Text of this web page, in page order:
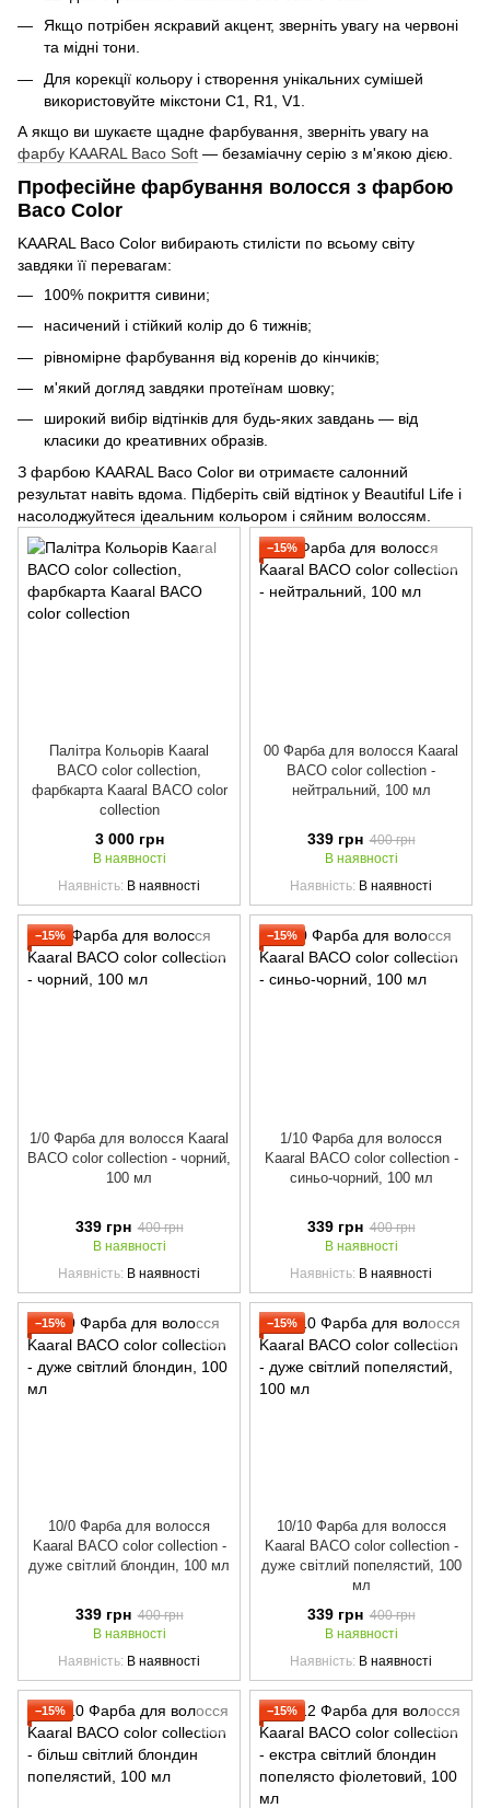
Якщо потрібен яскравий акцент, зверніть увагу на червоні
та мідні тони.
Для корекції кольору і створення унікальних сумішей
використовуйте мікстони C1, R1, V1.
А якщо ви шукаєте щадне фарбування, зверніть увагу на
фарбу KAARAL Baco Soft — безаміачну серію з м'якою дією.
Професійне фарбування волосся з фарбою
Baco Color
KAARAL Baco Color вибирають стилісти по всьому світу
завдяки її перевагам:
100% покриття сивини;
насичений і стійкий колір до 6 тижнів;
рівномірне фарбування від коренів до кінчиків;
м'який догляд завдяки протеїнам шовку;
широкий вибір відтінків для будь-яких завдань — від
класики до креативних образів.
З фарбою KAARAL Baco Color ви отримаєте салонний
результат навіть вдома. Підберіть свій відтінок у Beautiful Life і
насолоджуйтеся ідеальним кольором і сяйним волоссям.
Палітра Кольорів Kaaral
BACO color collection,
фарбкарта Kaaral BACO color
collection
3 000 грн
В наявності
Наявність В наявності
−15%
00 Фарба для волосся Kaaral
BACO color collection -
нейтральний, 100 мл
339 грн 400 грн
В наявності
Наявність В наявності
−15%
1/0 Фарба для волосся Kaaral
BACO color collection - чорний,
100 мл
339 грн 400 грн
В наявності
Наявність В наявності
−15%
1/10 Фарба для волосся
Kaaral BACO color collection -
синьо-чорний, 100 мл
339 грн 400 грн
В наявності
Наявність В наявності
−15%
10/0 Фарба для волосся
Kaaral BACO color collection -
дуже світлий блондин, 100 мл
339 грн 400 грн
В наявності
Наявність В наявності
−15%
10/10 Фарба для волосся
Kaaral BACO color collection -
дуже світлий попелястий, 100
мл
339 грн 400 грн
В наявності
Наявність В наявності
−15% −15%